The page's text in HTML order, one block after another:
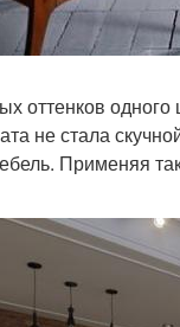
оттенков
не стала
Применяя